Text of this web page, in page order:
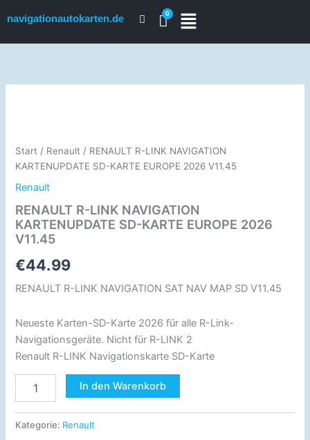
Inhalt
springen
navigationautokarten.de
Start / Renault / RENAULT R-LINK NAVIGATION
KARTENUPDATE SD-KARTE EUROPE 2026 V11.45
Renault
RENAULT R-LINK NAVIGATION
KARTENUPDATE SD-KARTE EUROPE 2026
V11.45
€44.99
RENAULT R-LINK NAVIGATION SAT NAV MAP SD V11.45
Neueste Karten-SD-Karte 2026 für alle R-Link-
Navigationsgeräte. Nicht für R-LINK 2
Renault R-LINK Navigationskarte SD-Karte
KARTENUPDATE
SD-
EUROPE
2026
V11.45
Menge
In den Warenkorb
Kategorie: Renault